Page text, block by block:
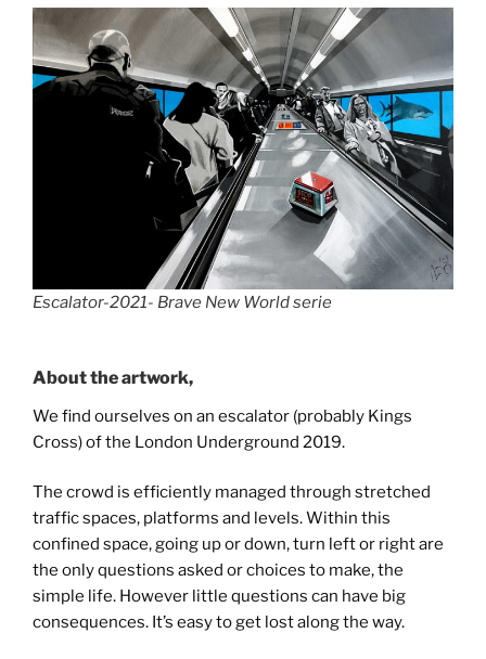
Escalator-2021- Brave New World serie
About the artwork,
We find ourselves on an escalator (probably Kings
Cross) of the London Underground 2019.
The crowd is efficiently managed through stretched
traffic spaces, platforms and levels. Within this
confined space, going up or down, turn left or right are
the only questions asked or choices to make, the
simple life. However little questions can have big
consequences. It’s easy to get lost along the way.